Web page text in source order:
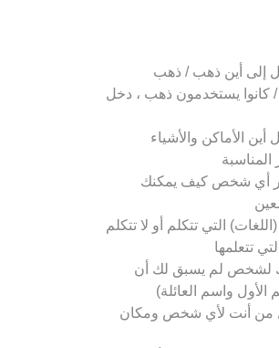
إلى أين ذهب / ذهب
/ كانوا يستخدمون ذهب ، دخل
الأماكن والأشياء
أي شخص كيف يمكنك
التي تتكلم أو لا تتكلم
تتعلمها
لشخص لم يسبق لك أن
الأول واسم العائلة)
من أنت لأي شخص ومكان